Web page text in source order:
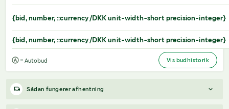
{bid, number, ::currency/DKK unit-width-short precision-integer}
{bid, number, ::currency/DKK unit-width-short precision-integer}
= Autobud Vis budhistorik
Sådan fungerer afhentning